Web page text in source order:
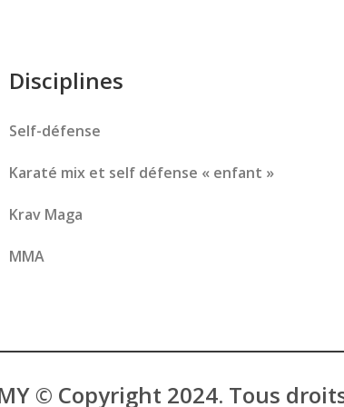
Disciplines
Self-défense
Karaté mix et self défense « enfant »
Krav Maga
MMA
© Copyright 2024. Tous